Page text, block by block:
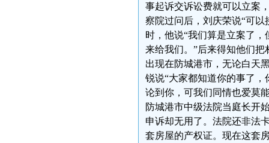
事起诉交诉讼费就可以立案
察院过问后，刘庆荣说“可
时，他说“我们算是立案了
来给我们。”后来得知他们
出现在防城港市，无论白天
锐说“大家都知道你的事了
论到你，可我们同情也爱莫
防城港市中级法院当庭长开
申诉却无用了。法院还非法
套房屋的产权证。现在这套